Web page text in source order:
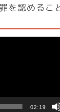
を認めるこ
02:19